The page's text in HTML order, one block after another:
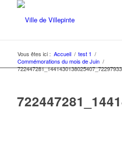
Vous êtes ici : Accueil / test 1 /
Commémorations du mois de Juin /